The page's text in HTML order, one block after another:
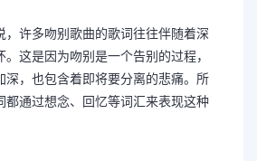
，许多吻别歌曲的歌词往往伴随着深
这是因为吻别是一个告别的过程，
深，也包含着即将要分离的悲痛。所
都通过想念、回忆等词汇来表现这种